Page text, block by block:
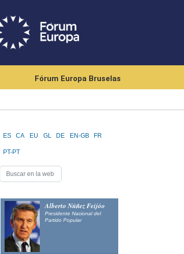
Fórum Europa Bruselas
ES CA EU GL DE EN-GB FR
PT-PT
Alberto Núñez Feijóo
Presidente Nacional del
Partido Popular